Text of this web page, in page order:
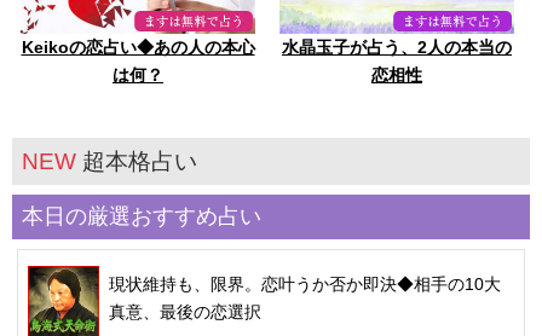
Keikoの恋占い◆あの人の本心
は何？
水晶玉子が占う、2人の本当の
恋相性
NEW 超本格占い
本日の厳選おすすめ占い
現状維持も、限界。恋叶うか否か即決◆相手の10大
真意、最後の恋選択